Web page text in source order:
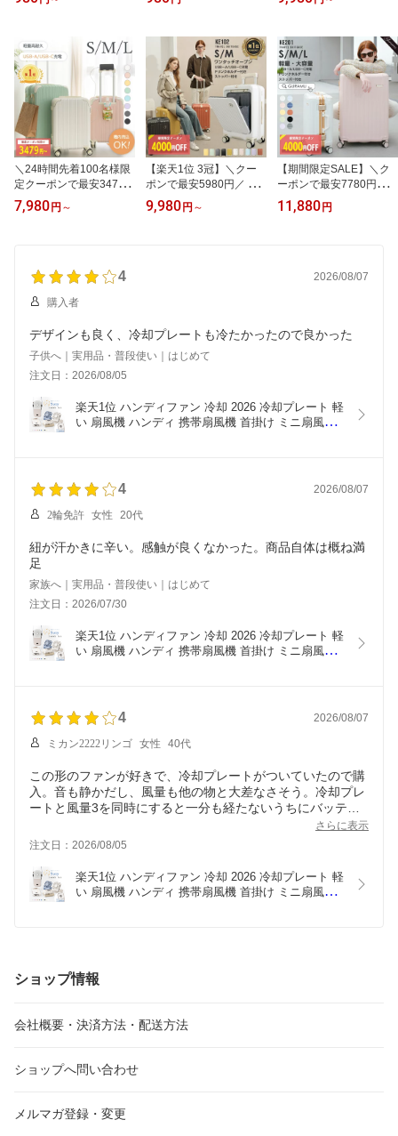
帯扇風機 首掛け ミニ扇
手持ち扇風機 小型扇風機
静音 軽量 おしゃれ 小型
強力 充電式 熱中症対策
GURAMU
ンシェード 日よけ UVカ
車用サンシェード 大きい
サイズ シェード 傘型シ
ェード 軽自動車 車用サ
ンシェード 日よけ カー
シェード
プン 機内持ち込み 一体
ンタッチ前開き TSAロッ
ク機能 USBポート耐衝撃
キャリーケース キャリー
バッグ カップホルダー
隠しフック 充電 軽量 静
音 おしゃれ GURAMU
＼24時間先着100名様限
定クーポンで最安3479円
／楽天1位 3冠 スーツケ
ース 3点セット S M Lサ
ス キャリーバッグ カッ
ク機能 充電機能 軽量 36
おしゃれ
7,980 円 ～
【楽天1位 3冠】＼クー
ポンで最安5980円／ ス
ーツケース フロントオー
プン 機内持ち込み 一体
9,980 円 ～
【期間限定SALE】＼ク
ーポンで最安7780円／
スーツケース S M Lサイ
ズ アルミフレーム USB
ップホルダー付き 充電機
レームタイプ
11,880 円
4 2026/08/07
購入者
デザインも良く、冷却プレートも冷たかったので良かった
子供へ｜実用品・普段使い｜はじめて
注文日：2026/08/05
楽天1位 ハンディファン 冷却 2026 冷却プレート 軽
い 扇風機 ハンディ 携帯扇風機 首掛け ミニ扇風機
4 2026/08/07
2輪免許 女性 20代
紐が汗かきに辛い。感触が良くなかった。商品自体は概ね満
足
家族へ｜実用品・普段使い｜はじめて
注文日：2026/07/30
楽天1位 ハンディファン 冷却 2026 冷却プレート 軽
い 扇風機 ハンディ 携帯扇風機 首掛け ミニ扇風機
4 2026/08/07
ミカン2222リンゴ 女性 40代
この形のファンが好きで、冷却プレートがついていたので購
入。音も静かだし、風量も他の物と大差なさそう。冷却プレ
ートと風量3を同時にすると一分も経たないうちにバッテリ
ー１減っていました。ストラップが白なので、汚れが目立ち
そうなのでマイナス１。
さらに表示
注文日：2026/08/05
楽天1位 ハンディファン 冷却 2026 冷却プレート 軽
い 扇風機 ハンディ 携帯扇風機 首掛け ミニ扇風機
ショップ情報
会社概要・決済方法・配送方法
ショップへ問い合わせ
メルマガ登録・変更